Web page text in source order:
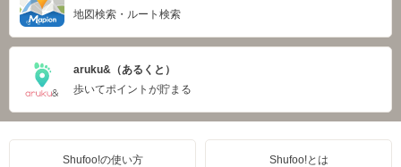
地図検索・ルート検索
aruku&（あるくと）
歩いてポイントが貯まる
Shufoo!の使い方 Shufoo!とは